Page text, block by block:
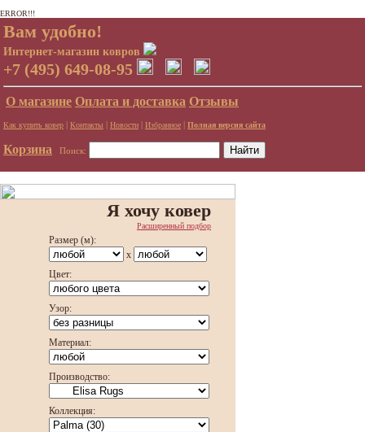
ERROR!!!
Вам удобно!
Интернет-магазин ковров
+7 (495) 649-08-95
О магазине Оплата и доставка Отзывы
Как купить ковер | Контакты | Новости | Избранное | Полная версия сайта
Корзина Поиск:
Я хочу ковер
Расширенный подбор
Размер (м):
x
Цвет:
Узор:
Материал:
Производство:
Коллекция: